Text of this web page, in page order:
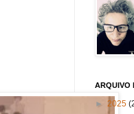
ARQUIVO
► 2025